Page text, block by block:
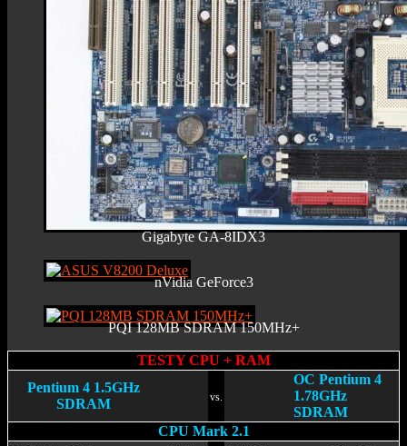
Gigabyte GA-8IDX3
nVidia GeForce3
PQI 128MB SDRAM 150MHz+
TESTY CPU + RAM
Pentium 4 1.5GHz
SDRAM
vs.
OC Pentium 4
1.78GHz
SDRAM
CPU Mark 2.1